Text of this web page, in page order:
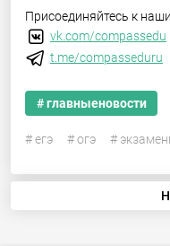
Присоединяйтесь к
vk.com/compassedu
t.me/compasseduru
# главныеновости
# егэ # огэ #